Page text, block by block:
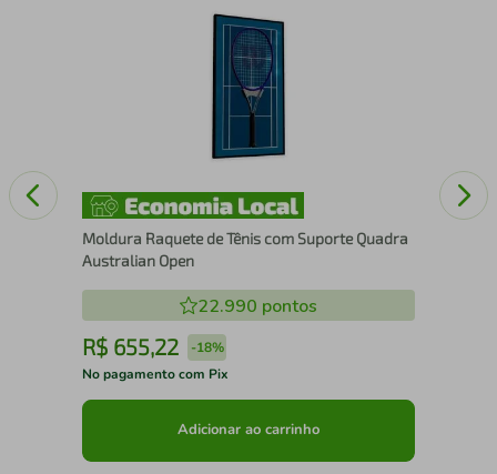
Moldura Raquete de Tênis com Suporte Quadra
Australian Open
22.990 pontos
R$ 655,22 -18%
No pagamento com Pix
Adicionar ao carrinho